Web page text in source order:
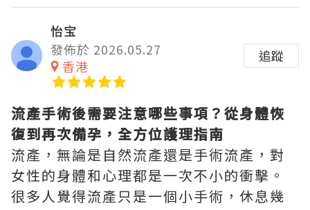
怡宝
發佈於 2026.05.27
香港
追蹤
流產手術後需要注意哪些事項？從身體恢
復到再次備孕，全方位護理指南
流產，無論是自然流產還是手術流產，對
女性的身體和心理都是一次不小的衝擊。
很多人覺得流產只是一個小手術，休息幾